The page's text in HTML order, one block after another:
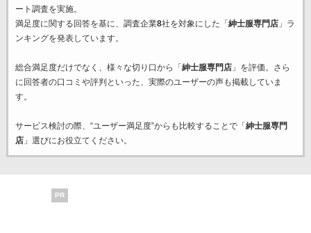
ート調査を実施。
満足度に関する回答を基に、調査企業8社を対象にした「 紳士服専門店」ラ
ンキングを発表しています。
総合満足度だけでなく、様々な切り口から「 紳士服専門店」を評価。さら
に回答者の口コミや評判といった、実際のユーザーの声も掲載していま
す。
サービス検討の際、“ユーザー満足度”からも比較することで「 紳士服専門
店」選びにお役立てください。
PR